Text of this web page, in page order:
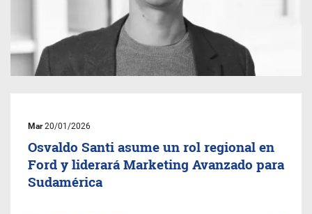
Mar20/01/2026
Osvaldo Santi asume un rol regional en
Ford y liderará Marketing Avanzado para
Sudamérica